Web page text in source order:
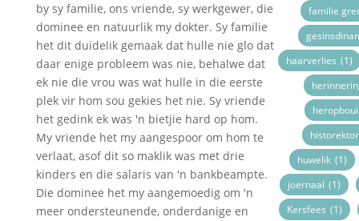
by sy familie, ons vriende, sy werkgewer, die
dominee en natuurlik my dokter. Sy familie
het dit duidelik gemaak dat hulle nie glo dat
daar enige probleem was nie, behalwe dat
ek nie die vrou was wat hulle in die eerste
plek vir hom sou gekies het nie. Sy vriende
het gedink ek was 'n bietjie hard op hom.
My vriende het my aangespoor om hom te
verlaat, asof dit so maklik was met drie
kinders en die salaris van 'n bankbeampte.
Die dominee het my aangemoedig om 'n
meer ondersteunende, onderdanige en
familie
haarverlies (1)
huwelik (1)
joernaal (1)
Kersfees (1)